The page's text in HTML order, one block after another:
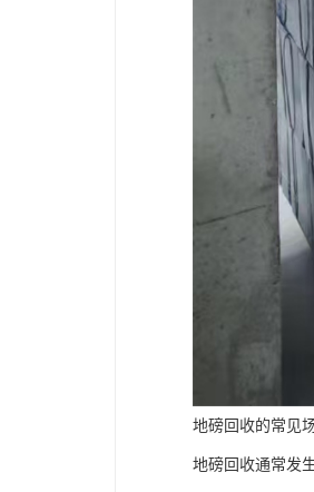
地磅回收的常见
地磅回收通常发